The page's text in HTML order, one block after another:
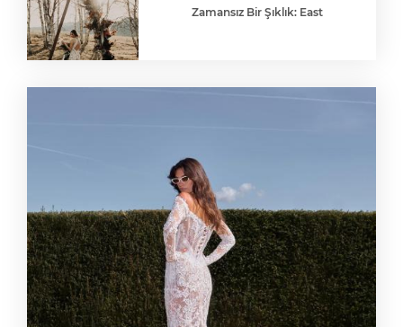
Zamansız Bir Şıklık: East